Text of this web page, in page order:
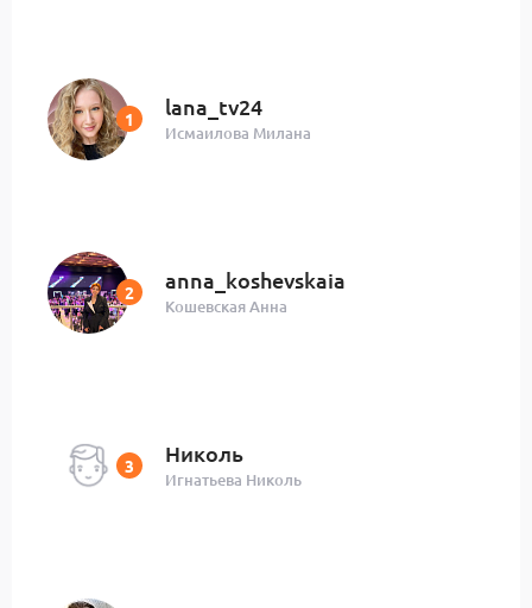
lana_tv24
Исмаилова Милана
anna_koshevskaia
Кошевская Анна
Николь
Игнатьева Николь